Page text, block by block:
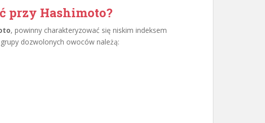
przy Hashimoto?
, powinny charakteryzować się niskim indeksem
dozwolonych owoców należą: